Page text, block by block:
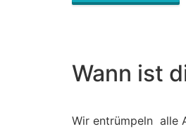
blank
Wann ist
Wir entrümpeln alle